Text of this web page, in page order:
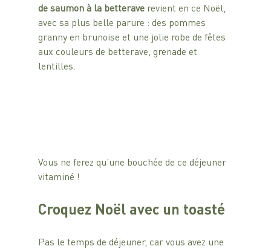
de saumon à la betterave revient en ce Noël,
avec sa plus belle parure : des pommes
granny en brunoise et une jolie robe de fêtes
aux couleurs de betterave, grenade et
lentilles.
Vous ne ferez qu’une bouchée de ce déjeuner
vitaminé !
Croquez Noël avec un toasté
Pas le temps de déjeuner, car vous avez une